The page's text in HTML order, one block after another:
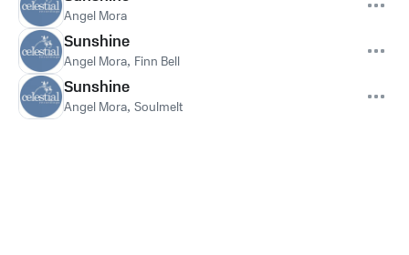
Angel Mora
Sunshine
Angel Mora, Finn Bell
Sunshine
Angel Mora, Soulmelt